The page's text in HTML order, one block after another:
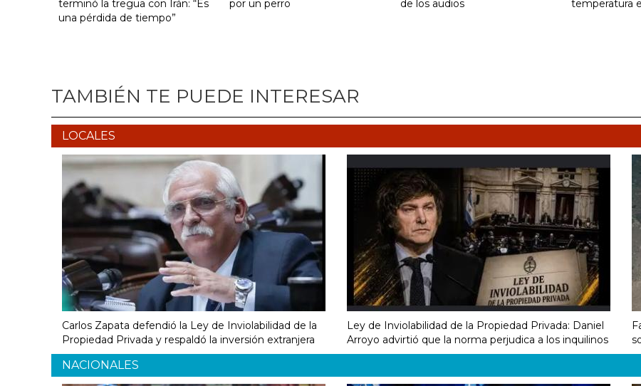
terminó la tregua con Irán: “Es
una pérdida de tiempo”
por un perro
de los audios
temperatura
TAMBIÉN TE PUEDE INTERESAR
LOCALES
Carlos Zapata defendió la Ley de Inviolabilidad de la
Propiedad Privada y respaldó la inversión extranjera
Ley de Inviolabilidad de la Propiedad Privada: Daniel
Arroyo advirtió que la norma perjudica a los inquilinos
NACIONALES